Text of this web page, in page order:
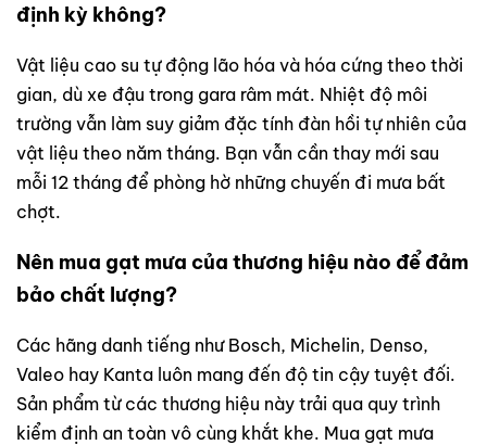
định kỳ không?
Vật liệu cao su tự động lão hóa và hóa cứng theo thời
gian, dù xe đậu trong gara râm mát. Nhiệt độ môi
trường vẫn làm suy giảm đặc tính đàn hồi tự nhiên của
vật liệu theo năm tháng. Bạn vẫn cần thay mới sau
mỗi 12 tháng để phòng hờ những chuyến đi mưa bất
chợt.
Nên mua gạt mưa của thương hiệu nào để đảm
bảo chất lượng?
Các hãng danh tiếng như Bosch, Michelin, Denso,
Valeo hay Kanta luôn mang đến độ tin cậy tuyệt đối.
Sản phẩm từ các thương hiệu này trải qua quy trình
kiểm định an toàn vô cùng khắt khe. Mua gạt mưa